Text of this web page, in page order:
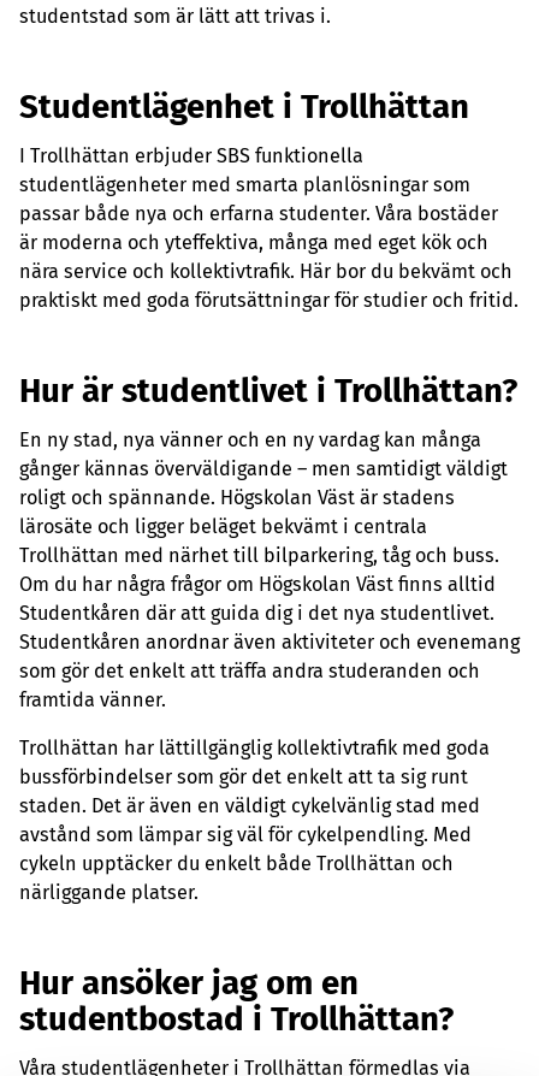
studentstad som är lätt att trivas i.
Studentlägenhet i Trollhättan
I Trollhättan erbjuder SBS funktionella
studentlägenheter med smarta planlösningar som
passar både nya och erfarna studenter. Våra bostäder
är moderna och yteffektiva, många med eget kök och
nära service och kollektivtrafik. Här bor du bekvämt och
praktiskt med goda förutsättningar för studier och fritid.
Hur är studentlivet i Trollhättan?
En ny stad, nya vänner och en ny vardag kan många
gånger kännas överväldigande – men samtidigt väldigt
roligt och spännande. Högskolan Väst är stadens
lärosäte och ligger beläget bekvämt i centrala
Trollhättan med närhet till bilparkering, tåg och buss.
Om du har några frågor om Högskolan Väst finns alltid
Studentkåren där att guida dig i det nya studentlivet.
Studentkåren anordnar även aktiviteter och evenemang
som gör det enkelt att träffa andra studeranden och
framtida vänner.
Trollhättan har lättillgänglig kollektivtrafik med goda
bussförbindelser som gör det enkelt att ta sig runt
staden. Det är även en väldigt cykelvänlig stad med
avstånd som lämpar sig väl för cykelpendling. Med
cykeln upptäcker du enkelt både Trollhättan och
närliggande platser.
Hur ansöker jag om en
studentbostad i Trollhättan?
Våra studentlägenheter i Trollhättan förmedlas via